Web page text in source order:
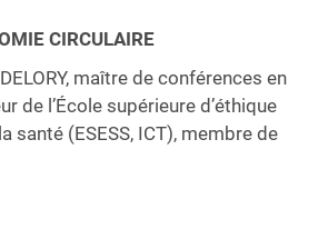
CIRCULAIRE
maître de conférences en
de l’École supérieure d’éthique
santé (ESESS, ICT), membre de